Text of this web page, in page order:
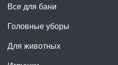
Все для бани
Головные уборы
Для животных